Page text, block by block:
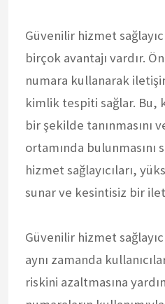
Güvenilir hizmet
birçok avantajı vardır.
numara kullanarak
kimlik tespiti sağlar. Bu,
bir şekilde tanınmasını
ortamında bulunmasını
hizmet sağlayıcıları,
sunar ve kesintisiz bir
Güvenilir hizmet
aynı zamanda
riskini azaltmasına